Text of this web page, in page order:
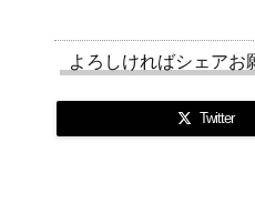
よろしければシェアお
Twitter